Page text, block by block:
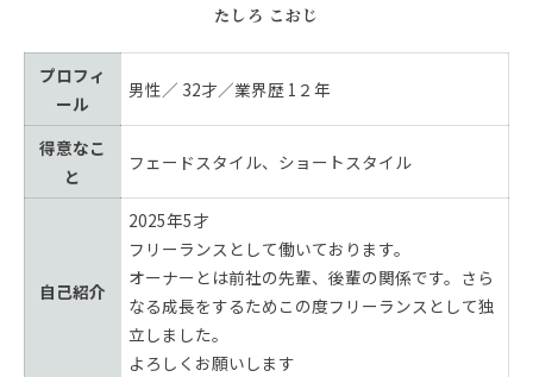
たしろ こおじ
プロフィ
ール
男性／ 32才／業界歴 1２年
得意なこ
と
フェードスタイル、ショートスタイル
自己紹介
2025年5才
フリーランスとして働いております。
オーナーとは前社の先輩、後輩の関係です。さら
なる成長をするためこの度フリーランスとして独
立しました。
よろしくお願いします